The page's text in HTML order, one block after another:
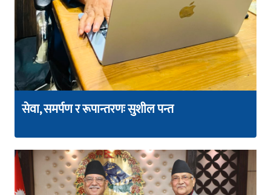
सेवा, समर्पण र रूपान्तरणः सुशील पन्त